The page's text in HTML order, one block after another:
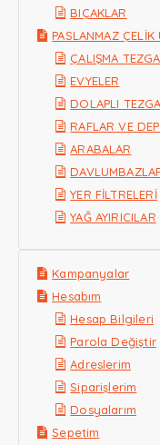
BIÇAKLAR
PASLANMAZ ÇELİK
ÇALIŞMA
EVYELER
DOLAPLI
RAFLAR VE
ARABALAR
YER FİLTRELERİ
YAĞ AYIRICILAR
Kampanyalar
Hesabım
Hesap Bilgileri
Parola Değiştir
Adreslerim
Siparişlerim
Dosyalarım
Sepetim